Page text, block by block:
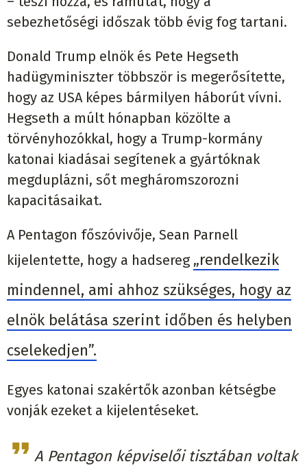
sebezhetőségi időszak több évig fog tartani.
Donald Trump elnök és Pete Hegseth
hadügyminiszter többször is megerősítette,
hogy az USA képes bármilyen háborút vívni.
Hegseth a múlt hónapban közölte a
törvényhozókkal, hogy a Trump-kormány
katonai kiadásai segítenek a gyártóknak
megduplázni, sőt megháromszorozni
kapacitásaikat.
A Pentagon főszóvivője, Sean Parnell
kijelentette, hogy a hadsereg „rendelkezik
mindennel, ami ahhoz szükséges, hogy az
elnök belátása szerint időben és helyben
cselekedjen”.
Egyes katonai szakértők azonban kétségbe
vonják ezeket a kijelentéseket.
A Pentagon képviselői tisztában voltak